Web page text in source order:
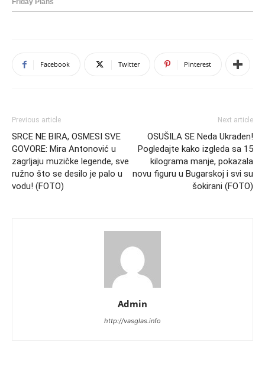
Facebook Twitter Pinterest
Previous article
SRCE NE BIRA, OSMESI SVE
GOVORE: Mira Antonović u
zagrljaju muzičke legende, sve
ružno što se desilo je palo u
vodu! (FOTO)
Next article
OSUŠILA SE Neda Ukraden!
Pogledajte kako izgleda sa 15
kilograma manje, pokazala
novu figuru u Bugarskoj i svi su
šokirani (FOTO)
Admin
http://vasglas.info